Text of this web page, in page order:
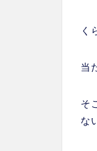
く
当
そ
な